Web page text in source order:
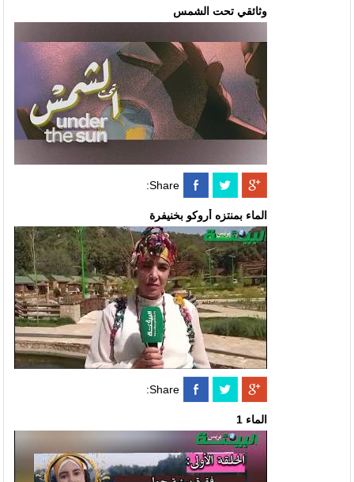
وثائقي تحت الشمس
Share:
الماء بمنتزه أروكو بخنيفرة
Share:
الماء 1